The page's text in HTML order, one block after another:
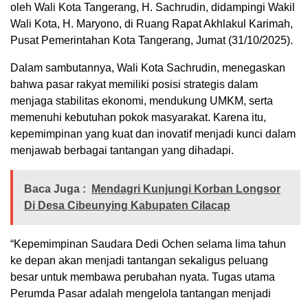
oleh Wali Kota Tangerang, H. Sachrudin, didampingi Wakil
Wali Kota, H. Maryono, di Ruang Rapat Akhlakul Karimah,
Pusat Pemerintahan Kota Tangerang, Jumat (31/10/2025).
Dalam sambutannya, Wali Kota Sachrudin, menegaskan
bahwa pasar rakyat memiliki posisi strategis dalam
menjaga stabilitas ekonomi, mendukung UMKM, serta
memenuhi kebutuhan pokok masyarakat. Karena itu,
kepemimpinan yang kuat dan inovatif menjadi kunci dalam
menjawab berbagai tantangan yang dihadapi.
Baca Juga :
Mendagri Kunjungi Korban Longsor
Di Desa Cibeunying Kabupaten Cilacap
“Kepemimpinan Saudara Dedi Ochen selama lima tahun
ke depan akan menjadi tantangan sekaligus peluang
besar untuk membawa perubahan nyata. Tugas utama
Perumda Pasar adalah mengelola tantangan menjadi